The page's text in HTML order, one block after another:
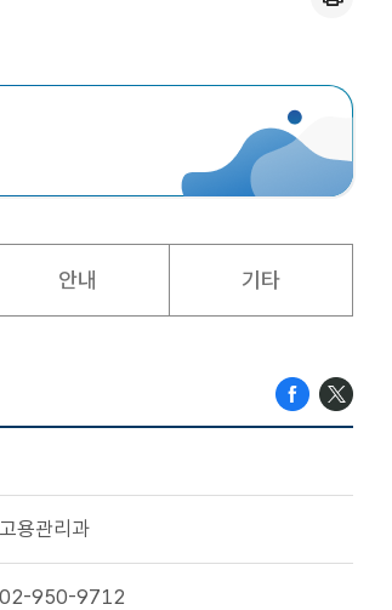
안내 기타
고용관리과
02-950-9712